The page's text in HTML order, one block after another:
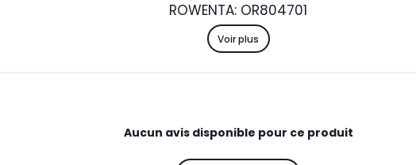
ROWENTA: OR804701
Voir plus
Aucun avis disponible pour ce produit